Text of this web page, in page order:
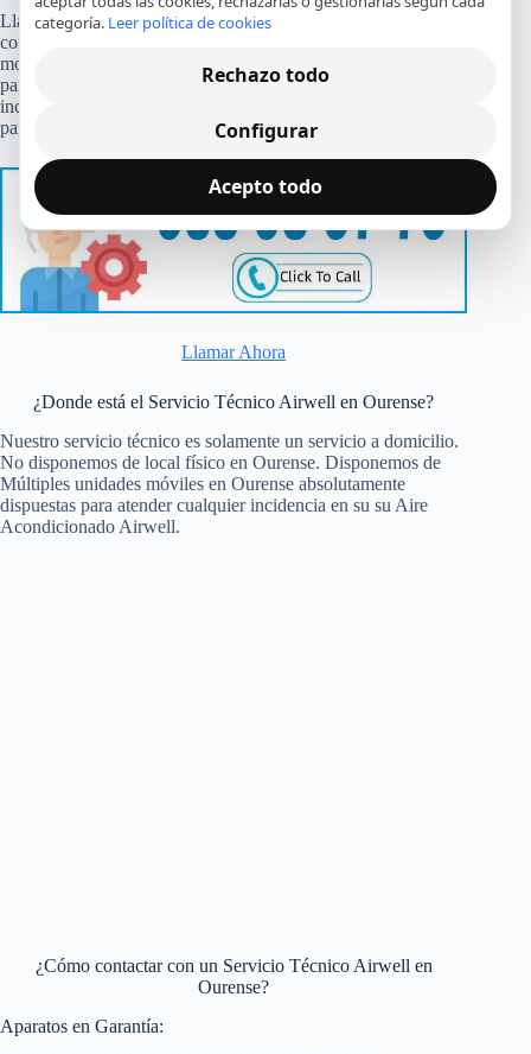
Llame a nuestra teléfono de contacto y atenderemos su
consulta. Nuestro personal va a recoger sus datos y al
momento se va a poner en contacto con el técnico en Ourense
para reparar su aparato estropeado. De manera inmediata y sin
incremento de coste el técnico se va a poner en contacto con
para que escoja el instante de la reparación.
Llamar Ahora
¿Donde está el Servicio Técnico Airwell en Ourense?
Nuestro servicio técnico es solamente un servicio a domicilio.
No disponemos de local físico en Ourense. Disponemos de
Múltiples unidades móviles en Ourense absolutamente
dispuestas para atender cualquier incidencia en su su Aire
Acondicionado Airwell.
¿Cómo contactar con un Servicio Técnico Airwell en
Ourense?
Aparatos en Garantía:
categoría. Leer política de cookies
Rechazo todo
Configurar
Acepto todo